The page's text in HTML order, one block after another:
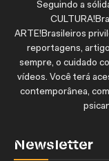
Seguindo a
ARTE!Brasileiros
reportagens,
sempre, o cuidado
vídeos. Você terá
contemporânea,
Newsletter